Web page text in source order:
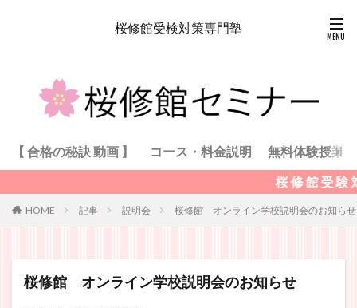
桜修館受検対策専門塾
【 合格の秘訣 動画 】 コース・料金説明
無料体験授業
桜 修 館 受 験 対
HOME 記事 説明会 桜修館 オンライン学校説明会のお知らせ
桜修館 オンライン学校説明会のお知らせ